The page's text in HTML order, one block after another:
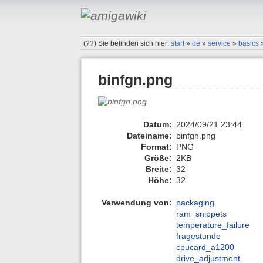
(??)Sie befinden sich hier:start »de »service »basics
binfgn.png
Datum: 2024/09/21 23:44
Dateiname: binfgn.png
Format: PNG
Größe: 2KB
Breite: 32
Höhe: 32
Verwendung von: packaging
ram_snippets
temperature_failure
fragestunde
cpucard_a1200
drive_adjustment